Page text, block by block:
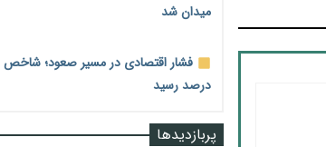
میدان شد
درصد رسید
رشد ۷۵ هزار میلیاردی بازار خرید پربازدیدها